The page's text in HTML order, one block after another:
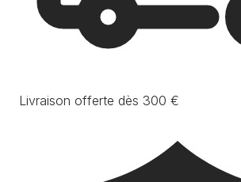
Livraison offerte dès 300 €